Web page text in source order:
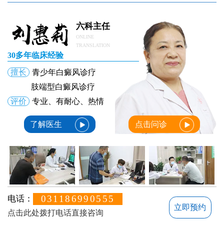
六科主任
ONLINE
TRANSLATION
30多年临床经验
擅长
青少年白癜风诊疗
肢端型白癜风诊疗
评价
专业、有耐心、热情
了解医生 点击问诊
电话： 031186990555
点击此处拨打电话直接咨询
立即预约